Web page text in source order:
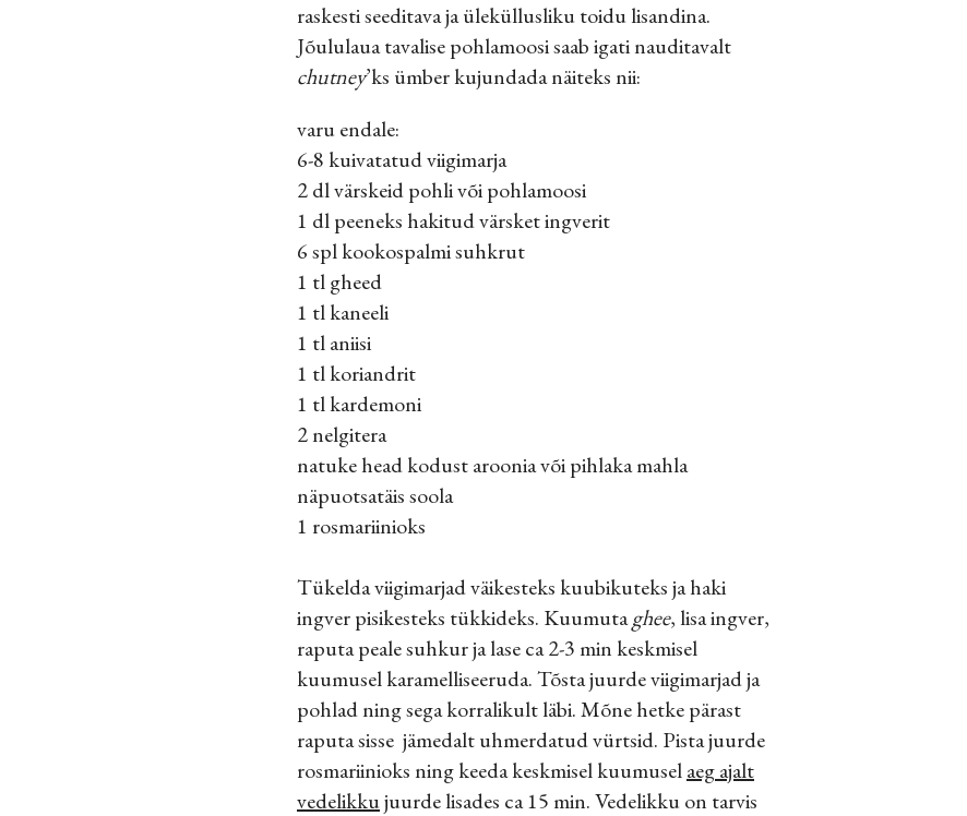
raskesti seeditava ja üleküllusliku toidu lisandina.
Jõululaua tavalise pohlamoosi saab igati nauditavalt
chutney’ks ümber kujundada näiteks nii:
varu endale:
6-8 kuivatatud viigimarja
2 dl värskeid pohli või pohlamoosi
1 dl peeneks hakitud värsket ingverit
6 spl kookospalmi suhkrut
1 tl gheed
1 tl kaneeli
1 tl aniisi
1 tl koriandrit
1 tl kardemoni
2 nelgitera
natuke head kodust aroonia või pihlaka mahla
näpuotsatäis soola
1 rosmariinioks
Tükelda viigimarjad väikesteks kuubikuteks ja haki
ingver pisikesteks tükkideks. Kuumutaghee, lisa ingver,
raputa peale suhkur ja lase ca 2-3 min keskmisel
kuumusel karamelliseeruda. Tõsta juurde viigimarjad ja
pohlad ning sega korralikult läbi. Mõne hetke pärast
raputa sisse jämedalt uhmerdatud vürtsid. Pista juurde
rosmariinioks ning keeda keskmisel kuumuselaeg ajalt
vedelikkujuurde lisades ca 15 min. Vedelikku on tarvis